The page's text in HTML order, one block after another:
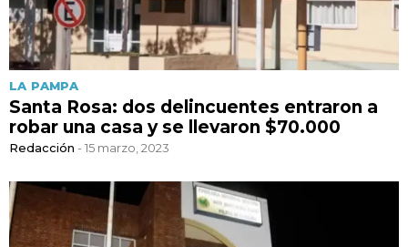
LA PAMPA
Santa Rosa: dos delincuentes entraron a
robar una casa y se llevaron $70.000
Redacción - 15 marzo, 2023